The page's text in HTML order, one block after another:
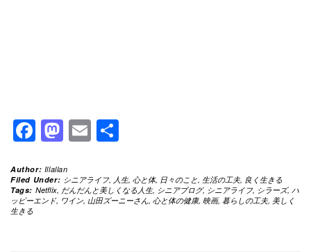
Facebook
Mastodon
Email
Author: Illallan
Filed Under: シニアライフ, 人生, 心と体, 日々のこと, 生活の工夫, 良く生きる
Tags: Netflix, だんだんと美しくなる人生, シニアブログ, シニアライフ, シラーズ, ハ
ッピーエンド, ワイン, 山田ズーニーさん, 心と体の健康, 映画, 暮らしの工夫, 美しく
生きる